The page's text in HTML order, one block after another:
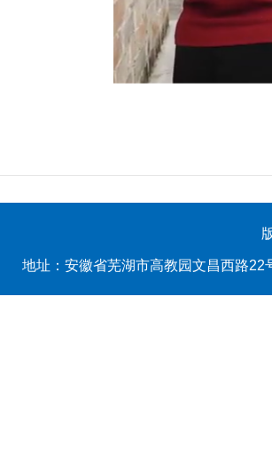
地址：安徽省芜湖市高教园文昌西路